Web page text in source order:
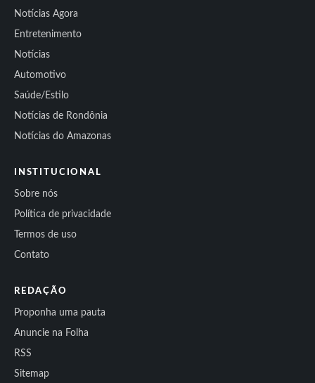
Notícias Agora
Entretenimento
Notícias
Automotivo
Saúde/Estilo
Notícias de Rondônia
Notícias do Amazonas
INSTITUCIONAL
Sobre nós
Política de privacidade
Termos de uso
Contato
REDAÇÃO
Proponha uma pauta
Anuncie na Folha
RSS
Sitemap